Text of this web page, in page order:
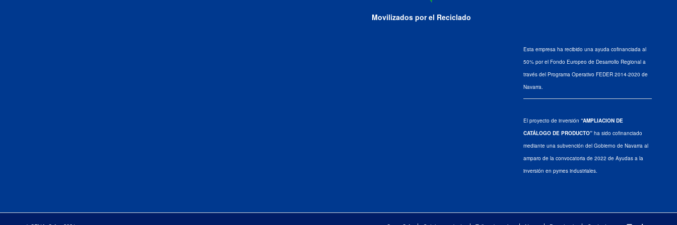
Movilizados por el Reciclado
Esta empresa ha recibido una ayuda cofinanciada al
50% por el Fondo Europeo de Desarrollo Regional a
través del Programa Operativo FEDER 2014-2020 de
Navarra.
El proyecto de inversión “AMPLIACION DE
CATÁLOGO DE PRODUCTO”ha sido cofinanciado
mediante una subvención del Gobierno de Navarra al
amparo de la convocatoria de 2022 de Ayudas a la
inversión en pymes industriales.